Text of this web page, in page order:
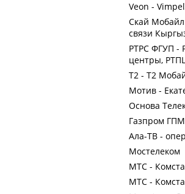
Veon -
Скай Мобайл
связи
РТРС ФГУП -
центры,
Т2 - Т2
Мотив -
Основа
Газпром
Ала-ТВ -
Мостелеком
МТС -
МТС -